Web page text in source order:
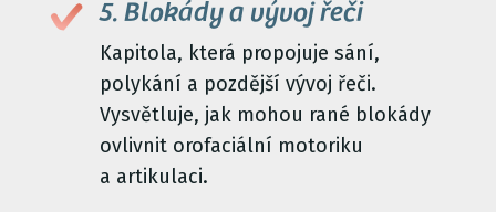
5. Blokády a vývoj řeči
Kapitola, která propojuje sání,
polykání a pozdější vývoj řeči.
Vysvětluje, jak mohou rané blokády
ovlivnit orofaciální motoriku
a artikulaci.